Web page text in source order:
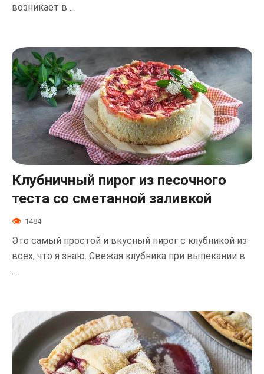
возникает в ...
Клубничный пирог из песочного
теста со сметанной заливкой
1484
Это самый простой и вкусный пирог с клубникой из
всех, что я знаю. Свежая клубника при выпекании в
...